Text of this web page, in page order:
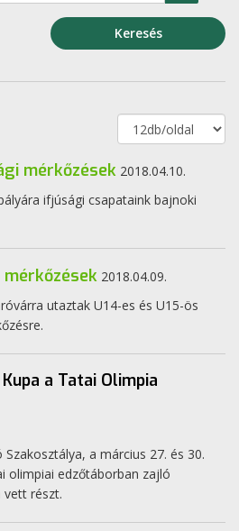
Keresés
mérkőzések 2018.04.10.
ifjúsági csapataink bajnoki
mérkőzések 2018.04.09.
utaztak U14-es és U15-ös
a Tatai Olimpia
a március 27. és 30.
olimpiai edzőtáborban zajló
vett részt.